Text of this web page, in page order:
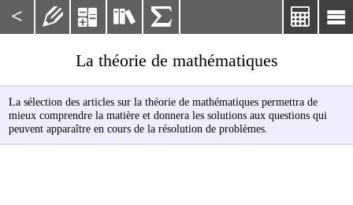
< 

   
La théorie de mathématiques
La sélection des articles sur la théorie de mathématiques permettra de
mieux comprendre la matière et donnera les solutions aux questions qui
peuvent apparaître en cours de la résolution de problèmes.